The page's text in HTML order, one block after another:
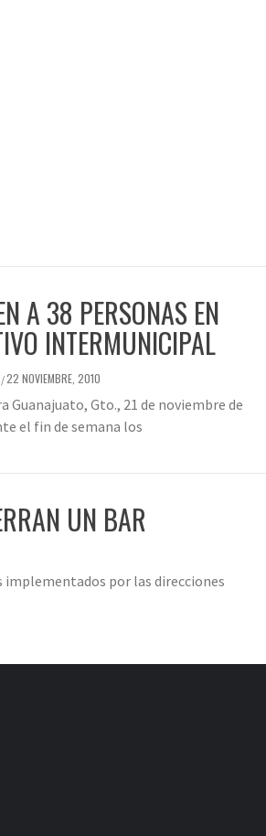
A 38 PERSONAS EN
INTERMUNICIPAL
/22 NOVIEMBRE, 2010
Guanajuato, Gto., 21 de noviembre de
el fin de semana los
UN BAR
implementados por las direcciones